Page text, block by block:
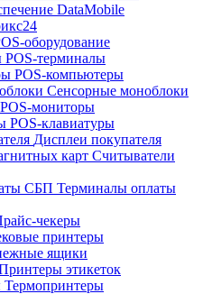
DataMobile
оборудование
POS-терминалы
POS-компьютеры
Сенсорные моноблоки
POS-мониторы
POS-клавиатуры
Дисплеи покупателя
Считыватели
Терминалы оплаты
чекеры
принтеры
ящики
этикеток
Термопринтеры